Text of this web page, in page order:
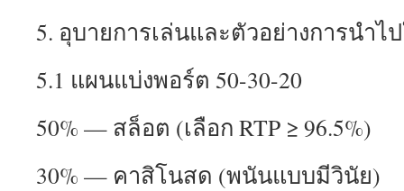
5. อุบายการเล่นและตัวอย่างการนำไ
5.1 แผนแบ่งพอร์ต 50-30-20
50% — สล็อต (เลือก RTP ≥ 96.5%)
30% — คาสิโนสด (พนันแบบมีวินัย)